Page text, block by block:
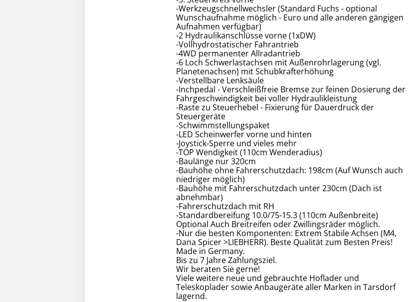
-Werkzeugschnellwechsler (Standard Fuchs - optional
Wunschaufnahme möglich - Euro und alle anderen gängigen
Aufnahmen verfügbar)
-2 Hydraulikanschlüsse vorne (1xDW)
-Vollhydrostatischer Fahrantrieb
-4WD permanenter Allradantrieb
-6 Loch Schwerlastachsen mit Außenrohrlagerung (vgl.
Planetenachsen) mit Schubkrafterhöhung
-Verstellbare Lenksäule
-Inchpedal - Verschleißfreie Bremse zur feinen Dosierung der
Fahrgeschwindigkeit bei voller Hydraulikleistung
-Raste zu Steuerhebel - Fixierung für Dauerdruck der
Steuergeräte
-Schwimmstellungspaket
-LED Scheinwerfer vorne und hinten
-Joystick-Sperre und vieles mehr
-TOP Wendigkeit (110cm Wenderadius)
-Baulänge nur 320cm
-Bauhöhe ohne Fahrerschutzdach: 198cm (Auf Wunsch auch
niedriger möglich)
-Bauhöhe mit Fahrerschutzdach unter 230cm (Dach ist
abnehmbar)
-Fahrerschutzdach mit RH
-Standardbereifung 10.0/75-15.3 (110cm Außenbreite)
Optional Auch Breitreifen oder Zwillingsräder möglich.
-Nur die besten Komponenten: Extrem Stabile Achsen (M4,
Dana Spicer >LIEBHERR). Beste Qualität zum Besten Preis!
Made in Germany.
Bis zu 7 Jahre Zahlungsziel.
Wir beraten Sie gerne!
Viele weitere neue und gebrauchte Hoflader und
Teleskoplader sowie Anbaugeräte aller Marken in Tarsdorf
lagernd.